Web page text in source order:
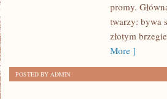
SERIALOWE
promy.
twarzy: bywa
złotym
More ]
POSTED BY ADMIN